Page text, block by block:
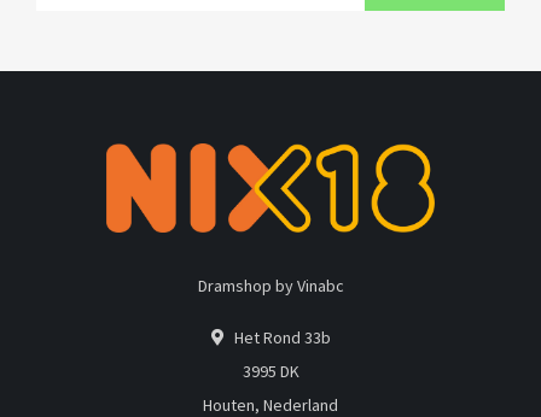
Dramshop by Vinabc
Het Rond 33b
3995 DK
Houten, Nederland